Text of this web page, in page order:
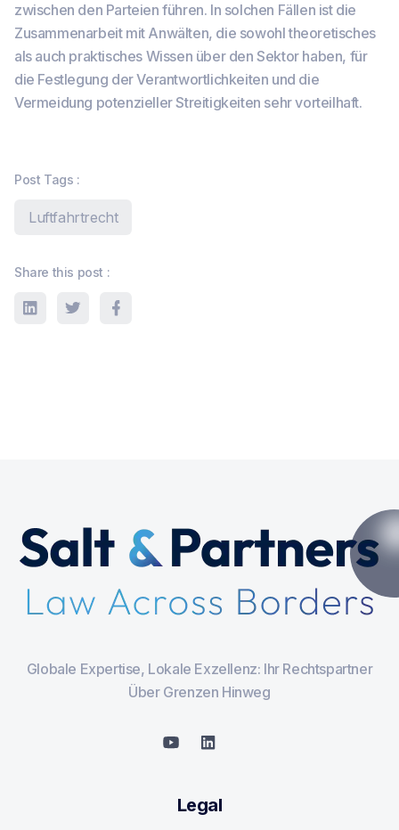
zwischen den Parteien führen. In solchen Fällen ist die
Zusammenarbeit mit Anwälten, die sowohl theoretisches
als auch praktisches Wissen über den Sektor haben, für
die Festlegung der Verantwortlichkeiten und die
Vermeidung potenzieller Streitigkeiten sehr vorteilhaft.
Post Tags :
Luftfahrtrecht
Share this post :
Globale Expertise, Lokale Exzellenz: Ihr Rechtspartner
Über Grenzen Hinweg
Legal